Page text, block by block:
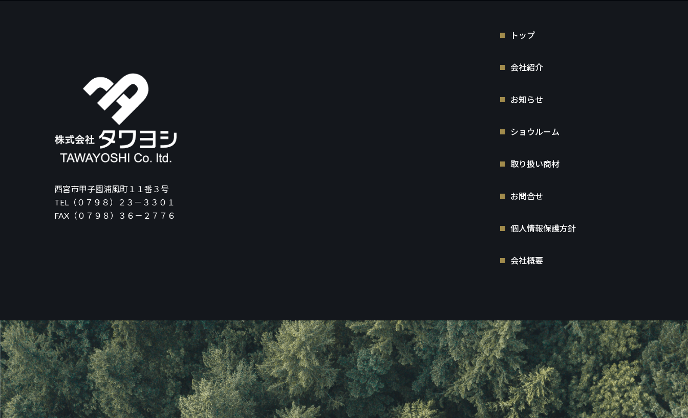
西宮市甲子園浦風町１１番３号
TEL（０７９８）２３－３３０１
FAX（０７９８）３６－２７７６
トップ
会社紹介
お知らせ
ショウルーム
取り扱い商材
お問合せ
個人情報保護方針
会社概要